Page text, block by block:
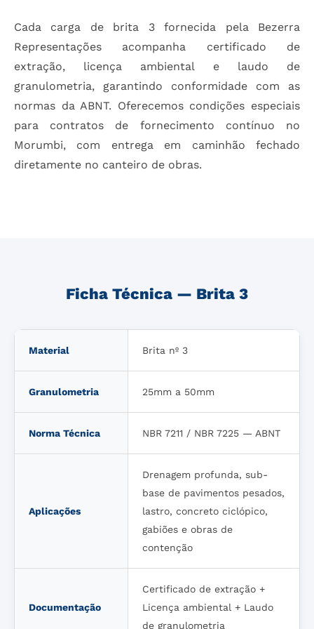
Cada carga de brita 3 fornecida pela Bezerra
Representações acompanha certificado de
extração, licença ambiental e laudo de
granulometria, garantindo conformidade com as
normas da ABNT. Oferecemos condições especiais
para contratos de fornecimento contínuo no
Morumbi, com entrega em caminhão fechado
diretamente no canteiro de obras.
Ficha Técnica — Brita 3
Material Brita nº 3
Granulometria 25mm a 50mm
Norma Técnica NBR 7211 / NBR 7225 — ABNT
Aplicações
Drenagem profunda, sub-
base de pavimentos pesados,
lastro, concreto ciclópico,
gabiões e obras de
contenção
Documentação
Certificado de extração +
Licença ambiental + Laudo
de granulometria